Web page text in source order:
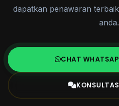
dapatkan penawaran
anda.
CHAT